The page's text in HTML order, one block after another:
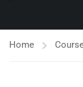
Home